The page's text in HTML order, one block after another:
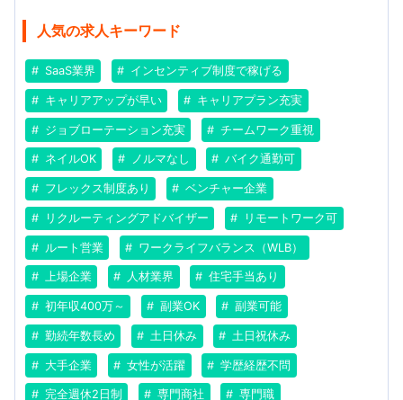
人気の求人キーワード
SaaS業界 インセンティブ制度で稼げる
キャリアアップが早い キャリアプラン充実
ジョブローテーション充実 チームワーク重視
ネイルOK ノルマなし バイク通勤可
フレックス制度あり ベンチャー企業
リクルーティングアドバイザー リモートワーク可
ルート営業 ワークライフバランス（WLB）
上場企業 人材業界 住宅手当あり
初年収400万～ 副業OK 副業可能
勤続年数長め 土日休み 土日祝休み
大手企業 女性が活躍 学歴経歴不問
完全週休2日制 専門商社 専門職